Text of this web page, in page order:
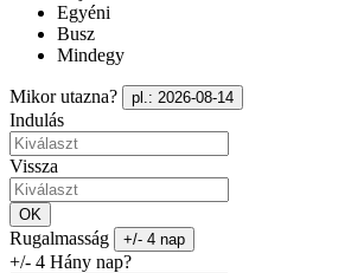
Egyéni
Busz
Mindegy
Mikor utazna? pl.: 2026-08-14
Indulás
Vissza
OK
Rugalmasság +/- 4 nap
+/- 4 Hány nap?